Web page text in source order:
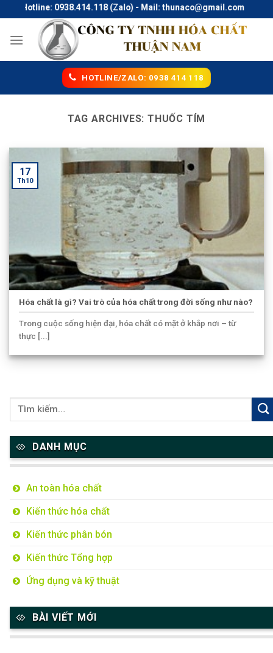
to
content
Hotline: 0938.414.118 (Zalo) - Mail: thunaco@gmail.com
HOTLINE/ZALO: 0938 414 118
TAG ARCHIVES: THUỐC TÍM
Hóa chất là gì? Vai trò của hóa chất trong đời sống như nào?
Trong cuộc sống hiện đại, hóa chất có mặt ở khắp nơi – từ
thực [...]
17
Th10
DANH MỤC
An toàn hóa chất
Kiến thức hóa chất
Kiến thức phân bón
Kiến thức Tổng hợp
Ứng dụng và kỹ thuật
BÀI VIẾT MỚI